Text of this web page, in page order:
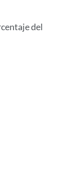
del